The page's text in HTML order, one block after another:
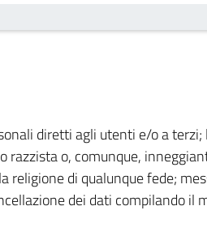
diretti agli utenti e/o a
razzista o, comunque,
religione di qualunque fede;
dei dati compilando il